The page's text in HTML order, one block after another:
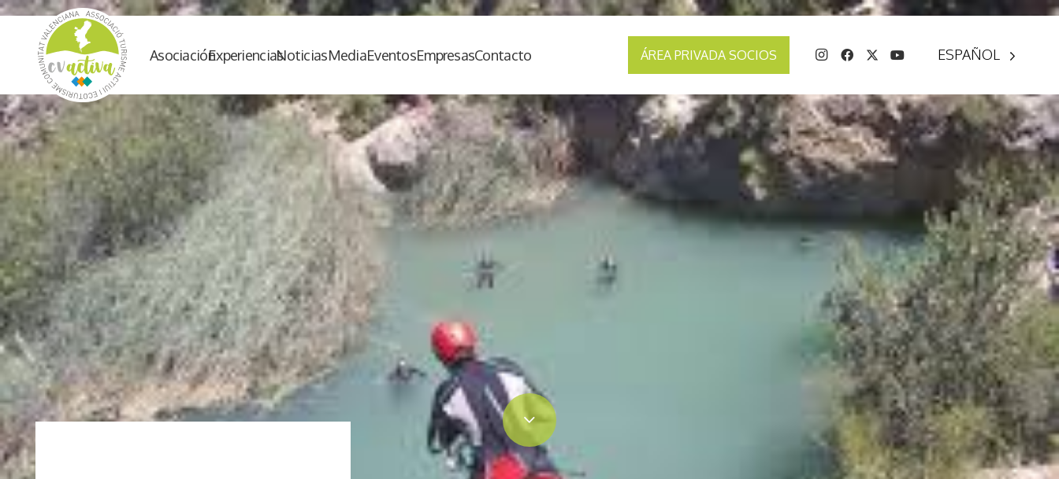
AsociaciónExperienciasNoticiasMediaEventosEmpresasContacto ÁREA PRIVADA SOCIOS ESPAÑOL